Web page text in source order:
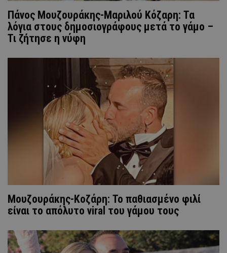
Πάνος Μουζουράκης-Μαριλού Κόζαρη: Τα
λόγια στους δημοσιογράφους μετά το γάμο –
Τι ζήτησε η νύφη
Μουζουράκης-Κοζάρη: Το παθιασμένο φιλί
είναι το απόλυτο viral του γάμου τους